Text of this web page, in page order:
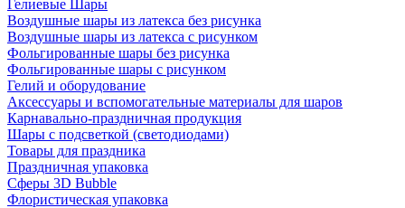
Гелиевые Шары
Воздушные шары из латекса без рисунка
Воздушные шары из латекса с рисунком
Фольгированные шары без рисунка
Фольгированные шары с рисунком
Гелий и оборудование
Аксессуары и вспомогательные материалы для шаров
Карнавально-праздничная продукция
Шары с подсветкой (светодиодами)
Товары для праздника
Праздничная упаковка
Сферы 3D Bubble
Флористическая упаковка